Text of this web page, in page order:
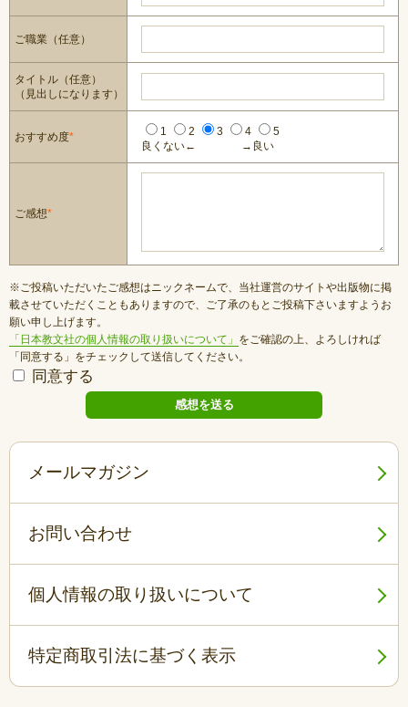
ご職業（任意）
タイトル（任意）
（見出しになります）
おすすめ度* 1 2 3 4
5
良くない←
→良い
ご感想*
※ご投稿いただいたご感想はニックネームで、当社運営のサイトや出版物に掲
載させていただくこともありますので、ご了承のもとご投稿下さいますようお
願い申し上げます。
「日本教文社の個人情報の取り扱いについて」 をご確認の上、よろしければ
「同意する」をチェックして送信してください。
同意する
メールマガジン
お問い合わせ
個人情報の取り扱いについて
特定商取引法に基づく表示